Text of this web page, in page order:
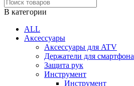
В категории
ALL
Аксессуары
Аксессуары для ATV
Держатели для смартфона
Защита рук
Инструмент
Инструмент